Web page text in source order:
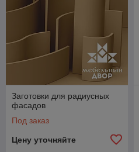
Заготовки для радиусных
фасадов
Под заказ
Цену уточняйте